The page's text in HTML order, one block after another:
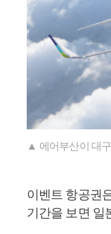
▲ 에어부산이 대
이벤트 항공권
기간을 보면 일